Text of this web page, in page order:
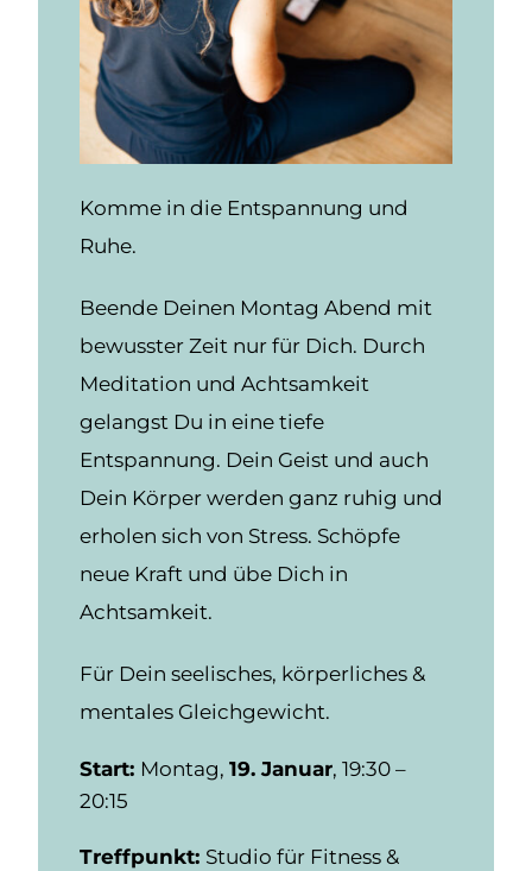
Komme in die Entspannung und
Ruhe.
Beende Deinen Montag Abend mit
bewusster Zeit nur für Dich. Durch
Meditation und Achtsamkeit
gelangst Du in eine tiefe
Entspannung. Dein Geist und auch
Dein Körper werden ganz ruhig und
erholen sich von Stress. Schöpfe
neue Kraft und übe Dich in
Achtsamkeit.
Für Dein seelisches, körperliches &
mentales Gleichgewicht.
Start: Montag, 19. Januar, 19:30 –
20:15
Treffpunkt: Studio für Fitness &